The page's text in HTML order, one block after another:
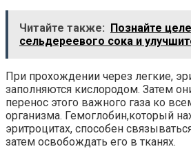
Читайте также: Познайте
сельдереевого сока и
При прохождении через легкие,
заполняются кислородом. Затем
перенос этого важного газа ко
организма. Гемоглобин,который
эритроцитах, способен
затем освобождать его в тканях.